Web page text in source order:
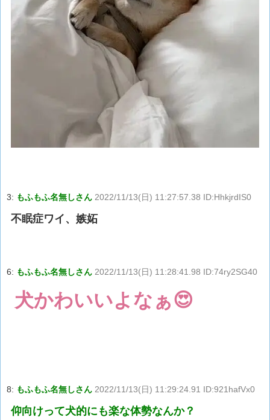
3: もふもふ名無しさん 2022/11/13(日) 11:27:57.38 ID:HhkjrdIS0
不眠症ワイ、嫉妬
6: もふもふ名無しさん 2022/11/13(日) 11:28:41.98 ID:74ry2SG40
犬かわいいよなぁ😍
8: もふもふ名無しさん 2022/11/13(日) 11:29:24.91 ID:921hafVx0
仰向けって犬的にも楽な体勢なんか？